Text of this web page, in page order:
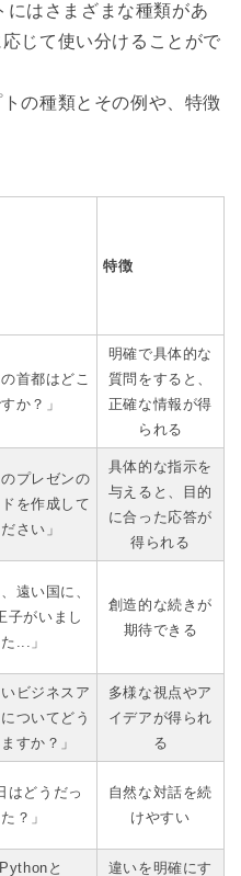
はさまざまな種類があ
じて使い分けることがで
の種類とその例や、特徴
特徴
の首都はどこ
か？」
明確で具体的な
質問をすると、
正確な情報が得
られる
のプレゼンの
を作成して
ださい」
具体的な指示を
与えると、目的
に合った応答が
得られる
、遠い国に、
子がいまし
た...」
創造的な続きが
期待できる
いビジネスア
ついてどう
すか？」
多様な視点やア
イデアが得られ
る
はどうだっ
た？」
自然な対話を続
けやすい
Pythonと
違いを明確にす